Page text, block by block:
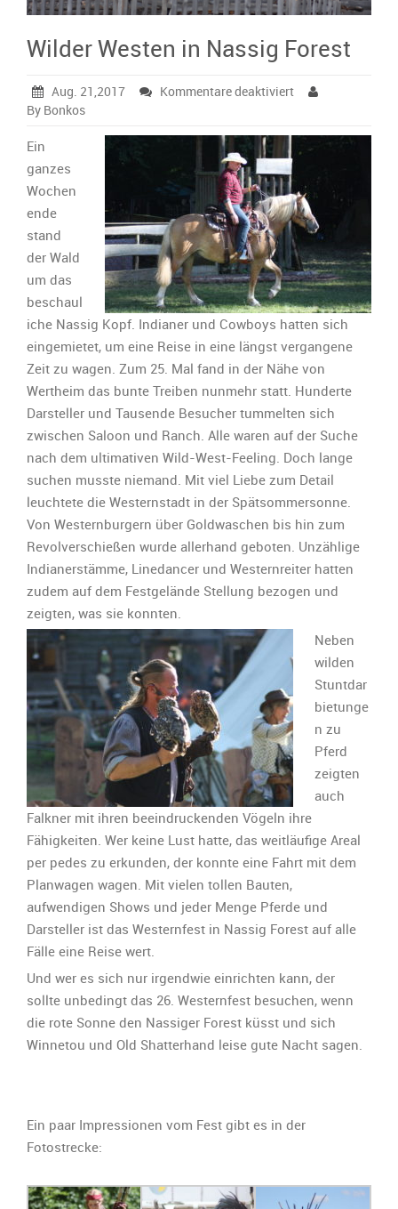
Wilder Westen in Nassig Forest
Aug. 21,2017 Kommentare deaktiviertfür
Nassig
Forest
By Bonkos
Ein
ganzes
Wochen
ende
stand
der Wald
um das
beschaul
iche Nassig Kopf. Indianer und Cowboys hatten sich
eingemietet, um eine Reise in eine längst vergangene
Zeit zu wagen. Zum 25. Mal fand in der Nähe von
Wertheim das bunte Treiben nunmehr statt. Hunderte
Darsteller und Tausende Besucher tummelten sich
zwischen Saloon und Ranch. Alle waren auf der Suche
nach dem ultimativen Wild-West-Feeling. Doch lange
suchen musste niemand. Mit viel Liebe zum Detail
leuchtete die Westernstadt in der Spätsommersonne.
Von Westernburgern über Goldwaschen bis hin zum
Revolverschießen wurde allerhand geboten. Unzählige
Indianerstämme, Linedancer und Westernreiter hatten
zudem auf dem Festgelände Stellung bezogen und
zeigten, was sie konnten.
Neben
wilden
Stuntdar
bietunge
n zu
Pferd
zeigten
auch
Falkner mit ihren beeindruckenden Vögeln ihre
Fähigkeiten. Wer keine Lust hatte, das weitläufige Areal
per pedes zu erkunden, der konnte eine Fahrt mit dem
Planwagen wagen. Mit vielen tollen Bauten,
aufwendigen Shows und jeder Menge Pferde und
Darsteller ist das Westernfest in Nassig Forest auf alle
Fälle eine Reise wert.
Und wer es sich nur irgendwie einrichten kann, der
sollte unbedingt das 26. Westernfest besuchen, wenn
die rote Sonne den Nassiger Forest küsst und sich
Winnetou und Old Shatterhand leise gute Nacht sagen.
Ein paar Impressionen vom Fest gibt es in der
Fotostrecke: